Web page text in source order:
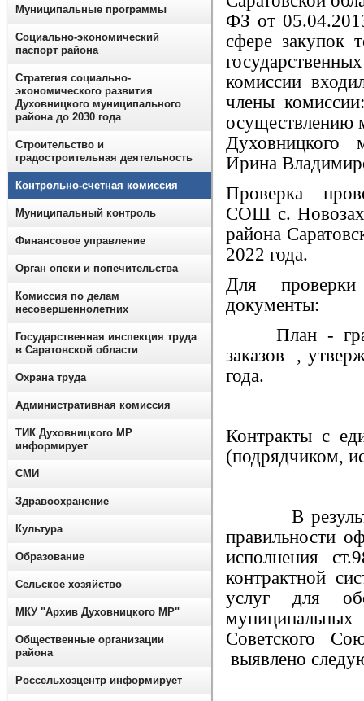
ФЗ от
сфере закупок
комиссии
члены
осуществлению
Духовницкого
Ирина
Проверка
СОШ с.
района
2022 года.
Для
документы:
План -
заказов ,
года.
Контракты с
(подрядчиком,
В
правильности
исполнения
контрактной
услуг для
Советского
выявлено
Муниципальные программы
Социально-экономический
паспорт района
Стратегия социально-
экономического развития
Духовницкого муниципального
района до 2030 года
Строительство и
градостроительная деятельность
Контрольно-счетная комиссия
Муниципальный контроль
Финансовое управление
Орган опеки и попечительства
Комиссия по делам
несовершеннолетних
Государственная инспекция труда
в Саратовской области
Охрана труда
Административная комиссия
ТИК Духовницкого МР
информирует
СМИ
Здравоохранение
Культура
Образование
Сельское хозяйство
МКУ "Архив Духовницкого МР"
Общественные организации
района
Россельхозцентр информирует